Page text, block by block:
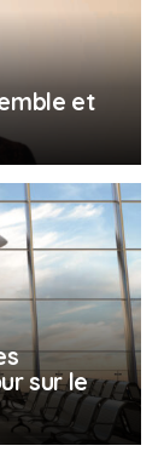
et
sur le